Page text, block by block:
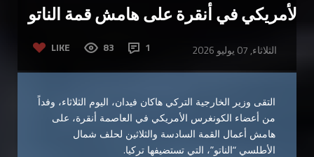
الأمريكي في أنقرة على هامش قمة الناتو
LIKE 83 1 الثلاثاء, 07 يوليو 2026
التقى وزير الخارجية التركي هاكان فيدان، اليوم الثلاثاء، وفداً
من أعضاء الكونغرس الأمريكي في العاصمة أنقرة، على
هامش أعمال القمة السادسة والثلاثين لحلف شمال
الأطلسي “الناتو”، التي تستضيفها تركيا.